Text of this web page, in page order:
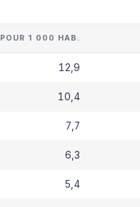
POUR 1 000 HAB.
12,9
10,4
7,7
6,3
5,4